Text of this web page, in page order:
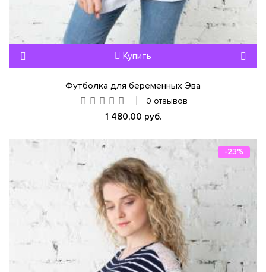
Купить
Футболка для беременных Эва
0 отзывов
1 480,00 руб.
-23%